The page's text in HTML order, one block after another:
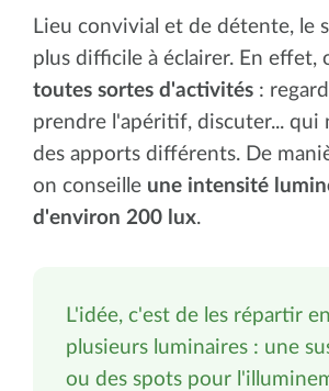
Lieu convivial et de détente, le
plus difficile à éclairer. En effet,
toutes sortes d'activités :
prendre l'apéritif, discuter... qui
des apports différents. De
on conseille une intensité
d'environ 200 lux.
L'idée, c'est de les répartir
plusieurs luminaires : une
ou des spots pour